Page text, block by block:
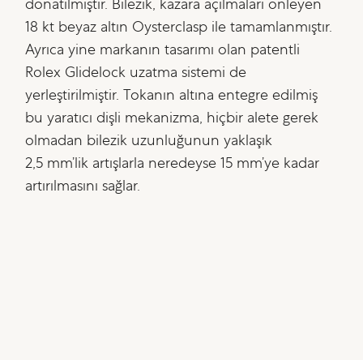
donatılmıştır. Bilezik, kazara açılmaları önleyen
18 kt beyaz altın Oysterclasp ile tamamlanmıştır.
Ayrıca yine markanın tasarımı olan patentli
Rolex Glidelock uzatma sistemi de
yerleştirilmiştir. Tokanın altına entegre edilmiş
bu yaratıcı dişli mekanizma, hiçbir alete gerek
olmadan bilezik uzunluğunun yaklaşık
2,5 mm’lik artışlarla neredeyse 15 mm’ye kadar
artırılmasını sağlar.